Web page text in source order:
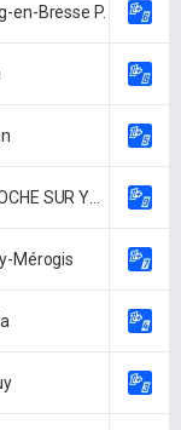
en-Bresse P.
Mérogis